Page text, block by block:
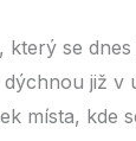
se dnes
již v
místa, kde